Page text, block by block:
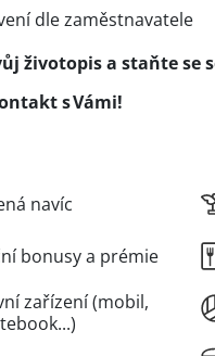
dle zaměstnavatele
životopis a staňte se
s Vámi!
navíc
bonusy a prémie
zařízení (mobil,